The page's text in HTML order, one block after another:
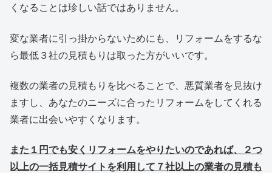
くなることは珍しい話ではありません。
変な業者に引っ掛からないためにも、リフォームをするな
ら最低３社の見積もりは取った方がいいです。
複数の業者の見積もりを比べることで、悪質業者を見抜け
ますし、あなたのニーズに合ったリフォームをしてくれる
業者に出会いやすくなります。
また１円でも安くリフォームをやりたいのであれば、２つ
以上の一括見積サイトを利用して７社以上の業者の見積も